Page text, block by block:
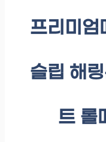
프리미엄
슬립 해
트 롤